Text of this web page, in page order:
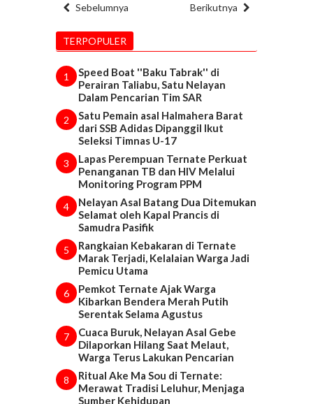
Sebelumnya Berikutnya
TERPOPULER
1
Speed Boat ''Baku Tabrak'' di
Perairan Taliabu, Satu Nelayan
Dalam Pencarian Tim SAR
2
Satu Pemain asal Halmahera Barat
dari SSB Adidas Dipanggil Ikut
Seleksi Timnas U-17
3
Lapas Perempuan Ternate Perkuat
Penanganan TB dan HIV Melalui
Monitoring Program PPM
4
Nelayan Asal Batang Dua Ditemukan
Selamat oleh Kapal Prancis di
Samudra Pasifik
5
Rangkaian Kebakaran di Ternate
Marak Terjadi, Kelalaian Warga Jadi
Pemicu Utama
6
Pemkot Ternate Ajak Warga
Kibarkan Bendera Merah Putih
Serentak Selama Agustus
7
Cuaca Buruk, Nelayan Asal Gebe
Dilaporkan Hilang Saat Melaut,
Warga Terus Lakukan Pencarian
8
Ritual Ake Ma Sou di Ternate:
Merawat Tradisi Leluhur, Menjaga
Sumber Kehidupan